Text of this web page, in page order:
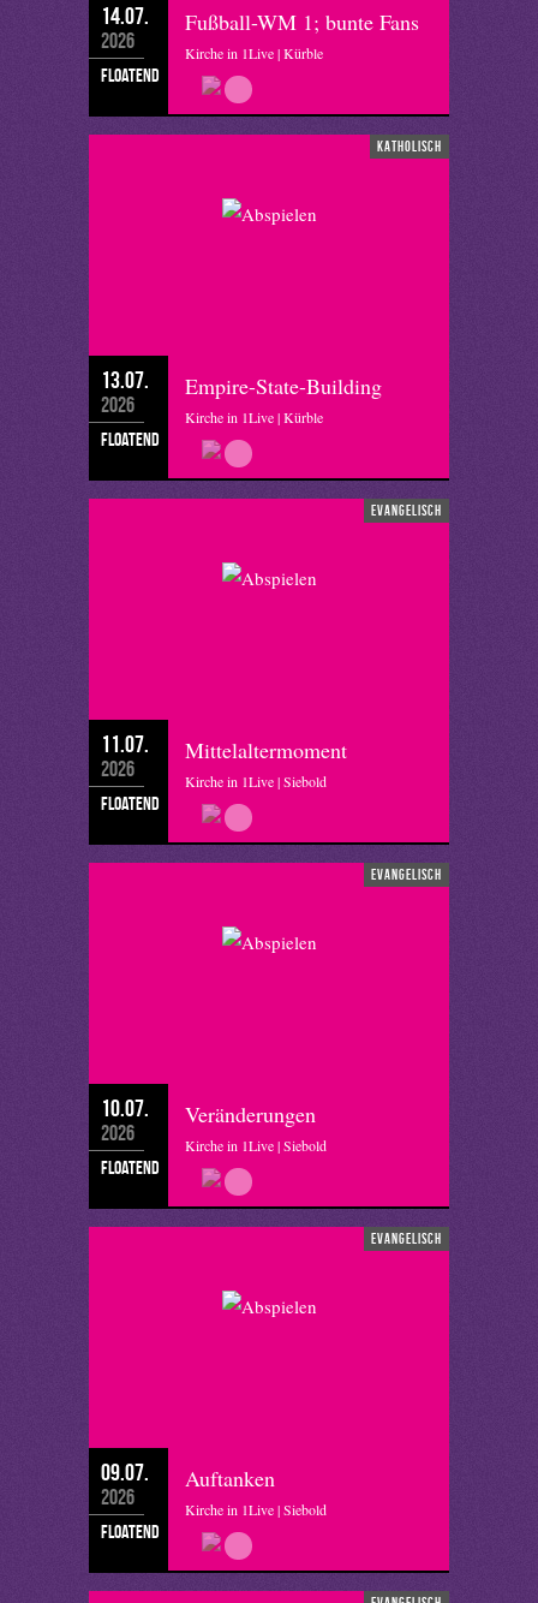
14.07.
2026
floatend
Fußball-WM 1; bunte Fans
Kirche in 1Live | Kürble
katholisch
13.07.
2026
floatend
Empire-State-Building
Kirche in 1Live | Kürble
evangelisch
11.07.
2026
floatend
Mittelaltermoment
Kirche in 1Live | Siebold
evangelisch
10.07.
2026
floatend
Veränderungen
Kirche in 1Live | Siebold
evangelisch
09.07.
2026
floatend
Auftanken
Kirche in 1Live | Siebold